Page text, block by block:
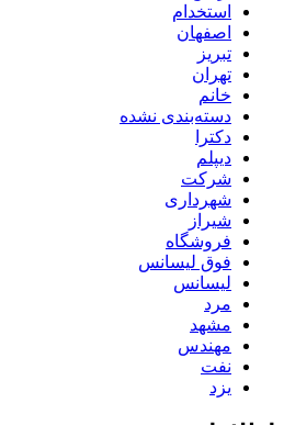
استخدام
اصفهان
تبریز
تهران
خانم
دسته‌بندی نشده
دکترا
دیپلم
شرکت
شهرداری
شیراز
فروشگاه
فوق لیسانس
لیسانس
مرد
مشهد
مهندس
نفت
یزد